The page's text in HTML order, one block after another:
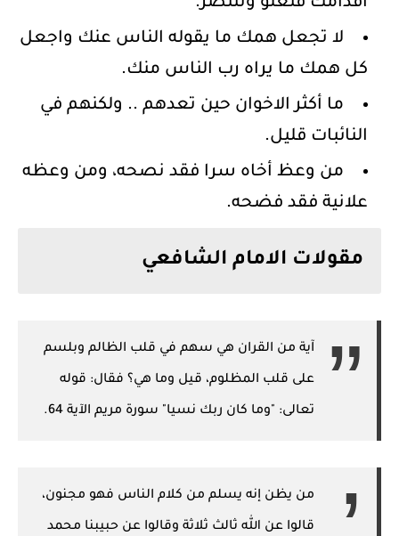
لا تجعل همك ما يقوله الناس عنك واجعل
كل همك ما يراه رب الناس منك.
ما أكثر الاخوان حين تعدهم .. ولكنهم في
النائبات قليل.
من وعظ أخاه سرا فقد نصحه، ومن وعظه
علانية فقد فضحه.
مقولات الامام الشافعي
آية من القران هي سهم في قلب الظالم وبلسم
على قلب المظلوم، قيل وما هي؟ فقال: قوله
تعالى: "وما كان ربك نسيا" سورة مريم الآية 64.
من يظن إنه يسلم من كلام الناس فهو مجنون،
قالوا عن الله ثالث ثلاثة وقالوا عن حبيبنا محمد